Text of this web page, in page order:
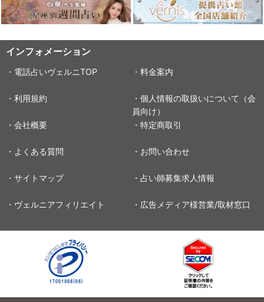
インフォメーション
・電話占いヴェルニTOP ・料金案内
・利用規約
・個人情報の取扱いについて（会
員向け）
・会社概要
・特定商取引
・よくある質問 ・お問い合わせ
・サイトマップ ・占い師募集求人情報
・ヴェルニアフィリエイト ・広告メディア様営業/取材窓口